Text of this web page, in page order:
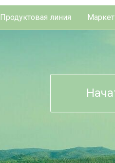
Продуктовая линия